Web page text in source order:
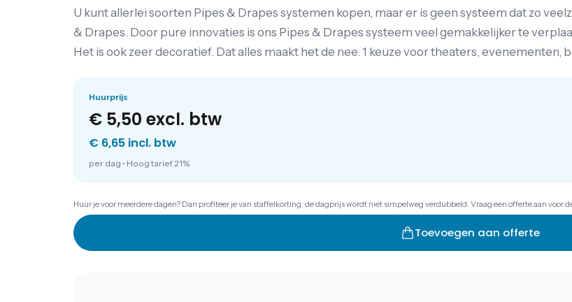
U kunt allerlei soorten Pipes & Drapes systemen kopen, maar er is geen systeem dat zo
& Drapes. Door pure innovaties is ons Pipes & Drapes systeem veel gemakkelijker te
Het is ook zeer decoratief. Dat alles maakt het de nee. 1 keuze voor theaters,
Huurprijs
€ 5,50 excl. btw
€ 6,65 incl. btw
per dag • Hoog tarief 21%
Huur je voor meerdere dagen? Dan profiteer je van staffelkorting: de dagprijs wordt niet simpelweg verdubbeld. Vraag een offerte aan voor
Toevoegen aan offerte